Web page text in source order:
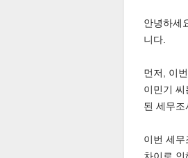
스북
안녕하세
니다.
먼저, 이
이민기
된 세무
이번 세